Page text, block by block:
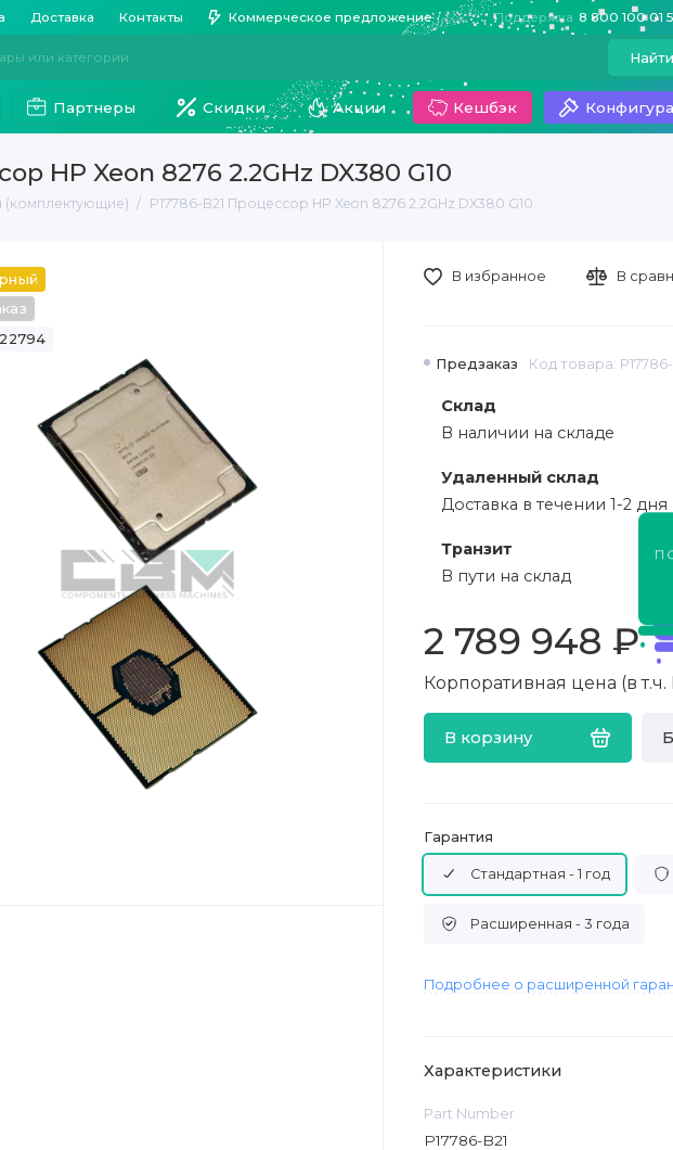
Доставка Контакты Коммерческое предложение Поддержка 8 800 100 01
Найти
Партнеры Скидки Акции Кешбэк
HP Xeon 8276 2.2GHz DX380 G10
P17786-B21 Процессор HP Xeon 8276 2.2GHz DX380 G10
Предзаказ Код товара: P17786-
Склад
В наличии на складе
Удаленный склад
Доставка в течении 1-2 дня
Транзит
В пути на склад
2 789 948 ₽
Корпоративная цена (в
В корзину
В избранное В
Гарантия
Стандартная - 1 год
Расширенная - 3 года
Подробнее о расширенной
Характеристики
Part Number
P17786-B21